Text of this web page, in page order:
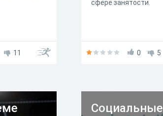
11
сфере занятости.
0 5
Социальные